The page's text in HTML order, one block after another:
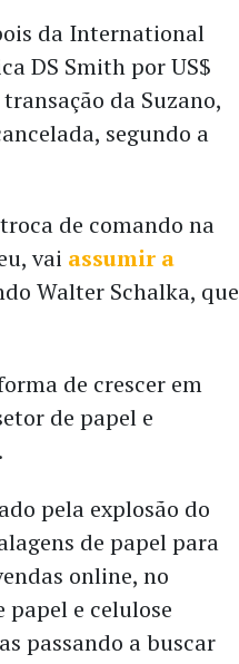
da International
DS Smith por US$
da Suzano,
segundo a
de comando na
vai assumir a
Walter Schalka, que
de crescer em
de papel e
pela explosão do
de papel para
online, no
e celulose
passando a buscar